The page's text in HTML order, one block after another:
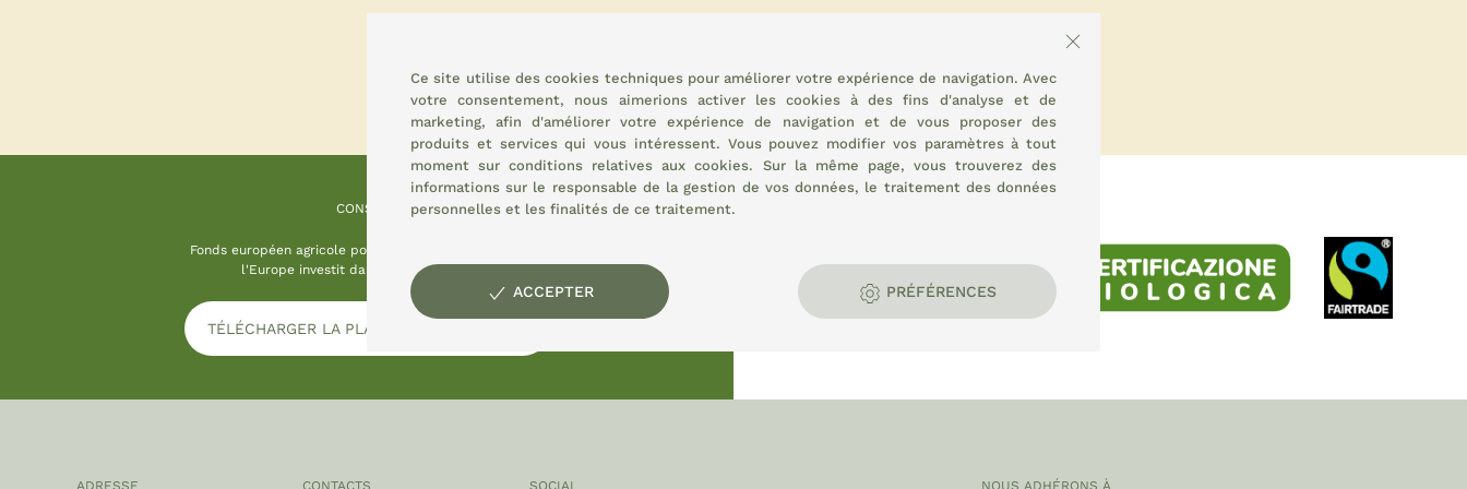
CONSEMI
Fonds européen agricole pour le développement rural :
l'Europe investit dans les zones rurales
TÉLÉCHARGER LA PLAQUE D'INFORMATION
ADRESSE CONTACTS SOCIAL NOUS ADHÉRONS À
Ce site utilise des cookies techniques pour améliorer votre expérience de navigation. Avec
votre consentement, nous aimerions activer les cookies à des fins d'analyse et de
marketing, afin d'améliorer votre expérience de navigation et de vous proposer des
produits et services qui vous intéressent. Vous pouvez modifier vos paramètres à tout
moment surconditions relatives aux cookies. Sur la même page, vous trouverez des
informations sur le responsable de la gestion de vos données, le traitement des données
personnelles et les finalités de ce traitement.
ACCEPTER PRÉFÉRENCES